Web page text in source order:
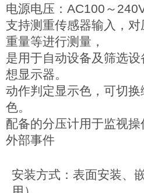
电源电压：AC100～240V
支持测重传感器输入，
重量等进行测量，
是用于自动设备及筛选
想显示器。
动作判定显示色，可切
色。
配备的分压计用于监视操
外部事件
安装方式：表面安装、